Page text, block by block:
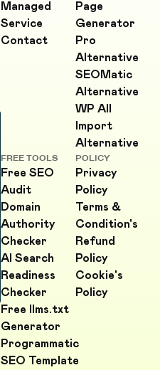
Managed
Service
Contact
Page
Generator
Pro
Alternative
SEOMatic
Alternative
WP All
Import
Alternative
FREE TOOLS
Free SEO
Audit
Domain
Authority
Checker
AI Search
Readiness
Checker
Free llms.txt
Generator
Programmatic
SEO Template
POLICY
Privacy
Policy
Terms &
Condition's
Refund
Policy
Cookie's
Policy